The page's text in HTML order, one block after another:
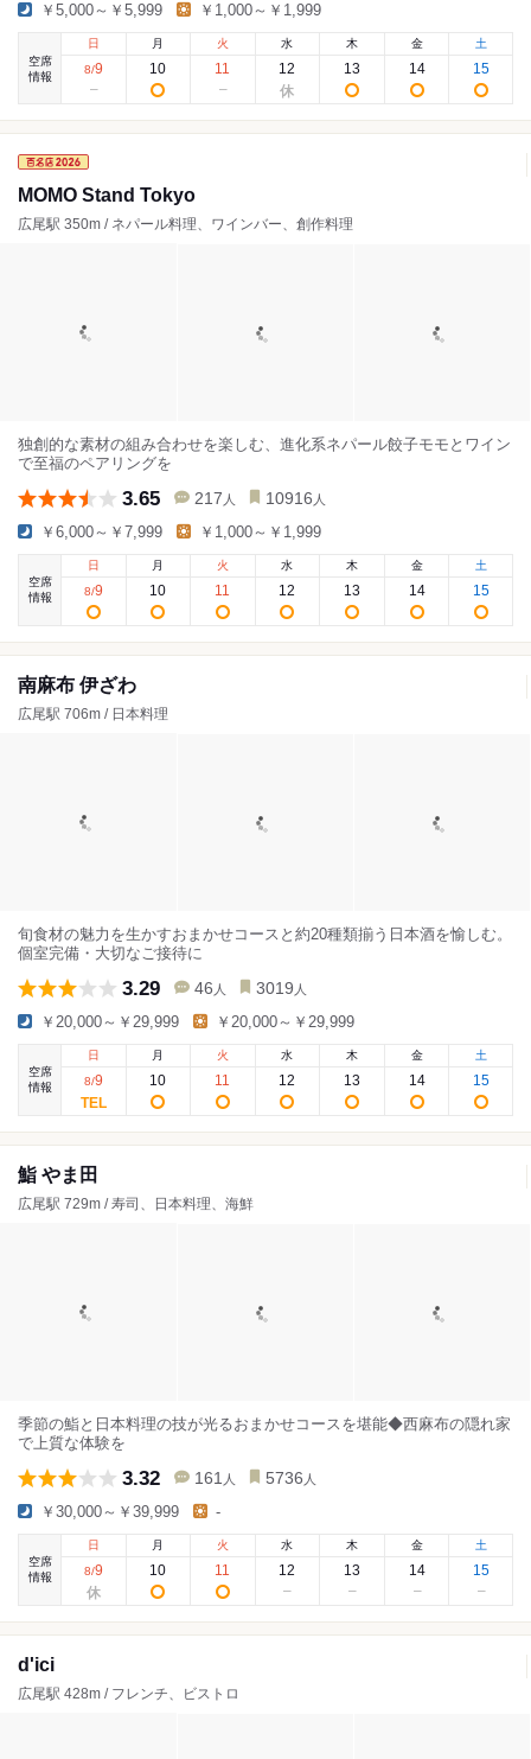
￥5,000～￥5,999 ￥1,000～￥1,999
空席
情報
日
8/9
月
10
火
11
水
12
木
13
金
14
土
15
MOMO Stand Tokyo
広尾駅 350m / ネパール料理、ワインバー、創作料理
独創的な素材の組み合わせを楽しむ、進化系ネパール餃子モモとワイン
で至福のペアリングを
3.65 217 人 10916 人
￥6,000～￥7,999 ￥1,000～￥1,999
空席
情報
日
8/9
月
10
火
11
水
12
木
13
金
14
土
15
南麻布 伊ざわ
広尾駅 706m / 日本料理
旬食材の魅力を生かすおまかせコースと約20種類揃う日本酒を愉しむ。
個室完備・大切なご接待に
3.29 46 人 3019 人
￥20,000～￥29,999 ￥20,000～￥29,999
空席
情報
日
8/9
月
10
火
11
水
12
木
13
金
14
土
15
鮨 やま田
広尾駅 729m / 寿司、日本料理、海鮮
季節の鮨と日本料理の技が光るおまかせコースを堪能◆西麻布の隠れ家
で上質な体験を
3.32 161 人 5736 人
￥30,000～￥39,999 -
空席
情報
日
8/9
月
10
火
11
水
12
木
13
金
14
土
15
d'ici
広尾駅 428m / フレンチ、ビストロ